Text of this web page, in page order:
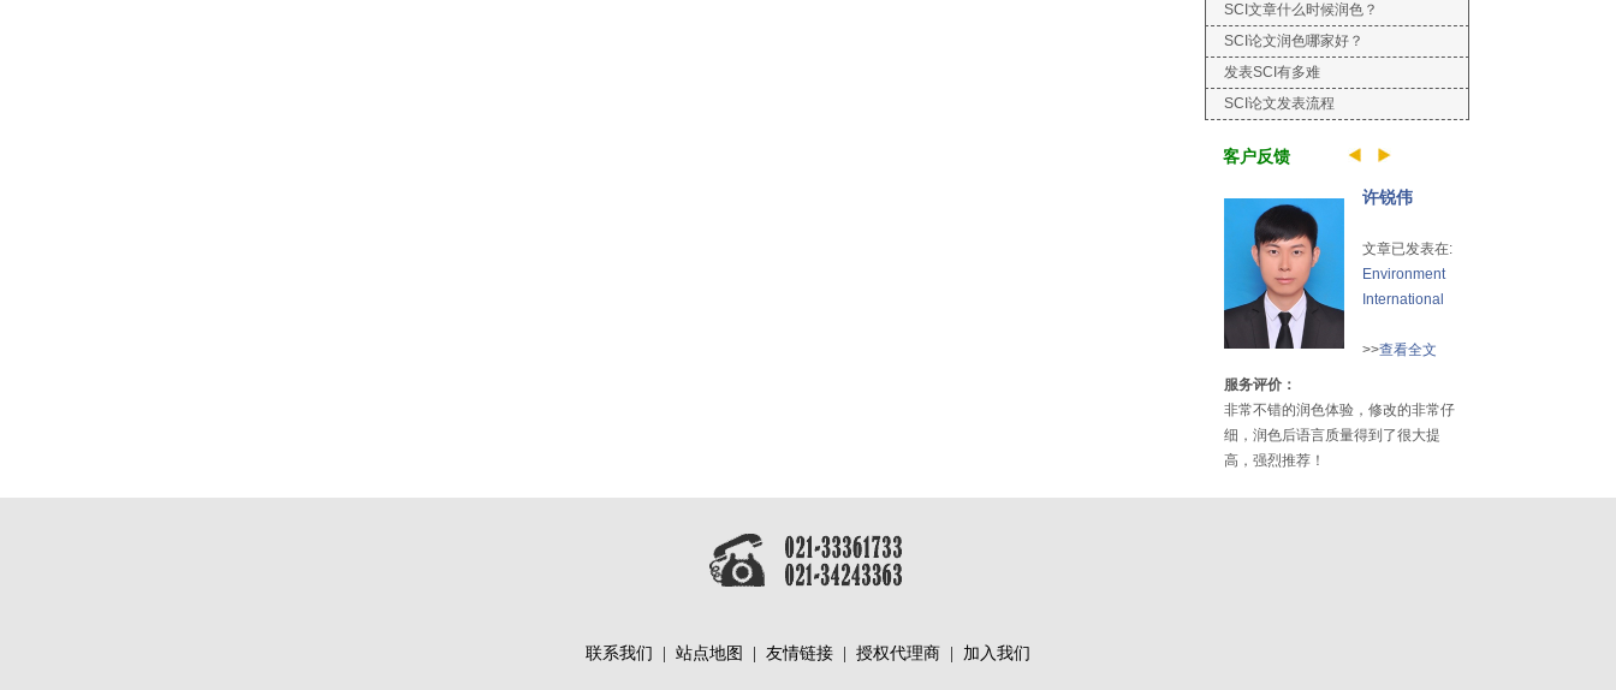
SCI文章什么时候润色？
SCI论文润色哪家好？
发表SCI有多难
SCI论文发表流程
客户反馈
许锐伟
文章已发表在:
Environment
International
>>查看全文
服务评价：
非常不错的润色体验，修改的非常仔
细，润色后语言质量得到了很大提
高，强烈推荐！
联系我们 站点地图 友情链接 授权代理商 加入我们